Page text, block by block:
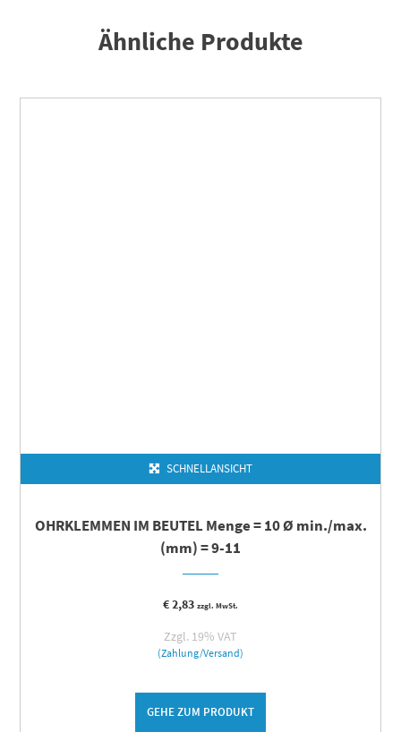
Ähnliche Produkte
SCHNELLANSICHT
OHRKLEMMEN IM BEUTEL Menge = 10 Ø min./max.
(mm) = 9-11
€2,83 zzgl. MwSt.
Zzgl. 19% VAT
(Zahlung/Versand)
GEHE ZUM PRODUKT